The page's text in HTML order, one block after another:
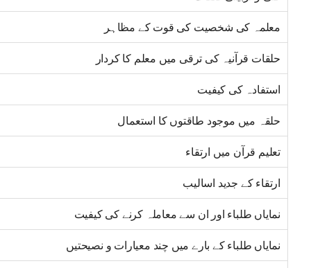
معلمہ کی شخصیت کی قوت کے مظاہر
حلقات قرآنیہ کی ترقی میں معلم کا کردار
استفادہ کی کیفیت
حلقہ میں موجود طاقتوں کا استعمال
تعلیم قرآن میں ارتقاء
ارتقاء کے جدید اسالیب
نمایاں طلباء اور ان سے معاملہ کرنے کی کیفیت
نمایاں طلباء کے بارے میں چند معیارات و نصیحتیں